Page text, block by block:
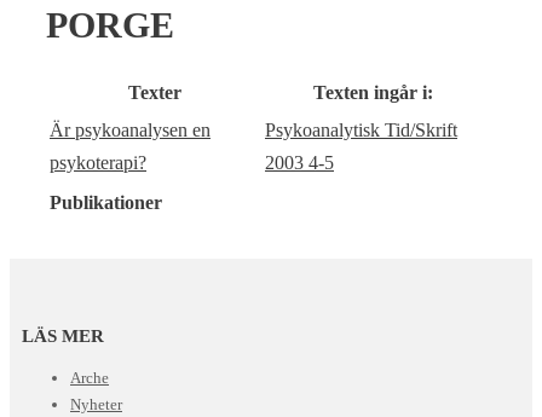
PORGE
Texter
Texten ingår i:
Är psykoanalysen en
psykoterapi?
Psykoanalytisk Tid/Skrift
2003 4-5
Publikationer
LÄS MER
Arche
Nyheter